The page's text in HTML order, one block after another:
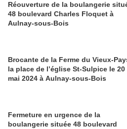
Réouverture de la boulangerie
48 boulevard Charles Floquet à
Aulnay-sous-Bois
Brocante de la Ferme du Vieux-
la place de l’église St-Sulpice le 20
mai 2024 à Aulnay-sous-Bois
Fermeture en urgence de la
boulangerie située 48 boulevard